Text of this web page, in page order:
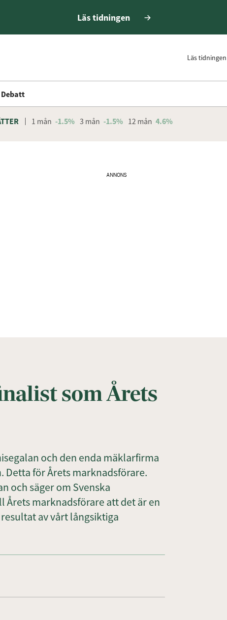
Läs tidningen
Läs tidningen
Debatt
1 mån -1.5% 3 mån -1.5% 12 mån 4.6%
ANNONS
som Årets
och den enda mäklarfirma
Detta för Årets marknadsförare.
och säger om Svenska
marknadsförare att det är en
resultat av vårt långsiktiga